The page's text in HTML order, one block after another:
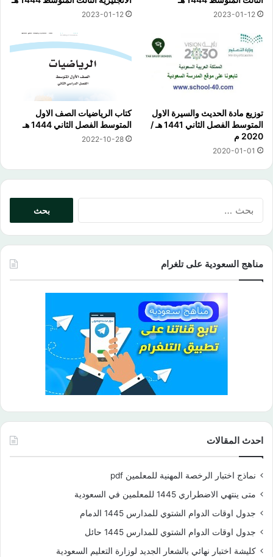
2023-01-12
2023-01-12
توزيع مادة الحديث والسيرة الاول
المتوسط الفصل الثاني 1441 هـ /
2020 م
2020-01-01
كتاب الرياضيات الصف الاول
المتوسط الفصل الثاني 1444 هـ
2022-10-28
مناهج السعودية على تلغرام
احدث المقالات
نماذج اختبار الرخصة المهنية للمعلمين pdf
متى ينتهي الاضطراري 1445 للمعلمين في السعودية
جدول اوقات الدوام الشتوي للمدارس 1445 الدمام
جدول اوقات الدوام الشتوي للمدارس 1445 حائل
كليشة اختبار نهائي بالشعار الجديد لوزارة التعليم السعودية